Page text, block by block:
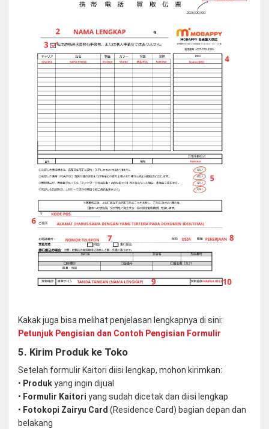
Kakak juga bisa melihat penjelasan lengkapnya di sini:
Petunjuk Pengisian dan Contoh Pengisian Formulir
5. Kirim Produk ke Toko
Setelah formulir Kaitori diisi lengkap, mohon kirimkan:
• Produkyang ingin dijual
• Formulir Kaitori yang sudah dicetak dan diisi lengkap
• Fotokopi Zairyu Card (Residence Card) bagian depan dan
belakang